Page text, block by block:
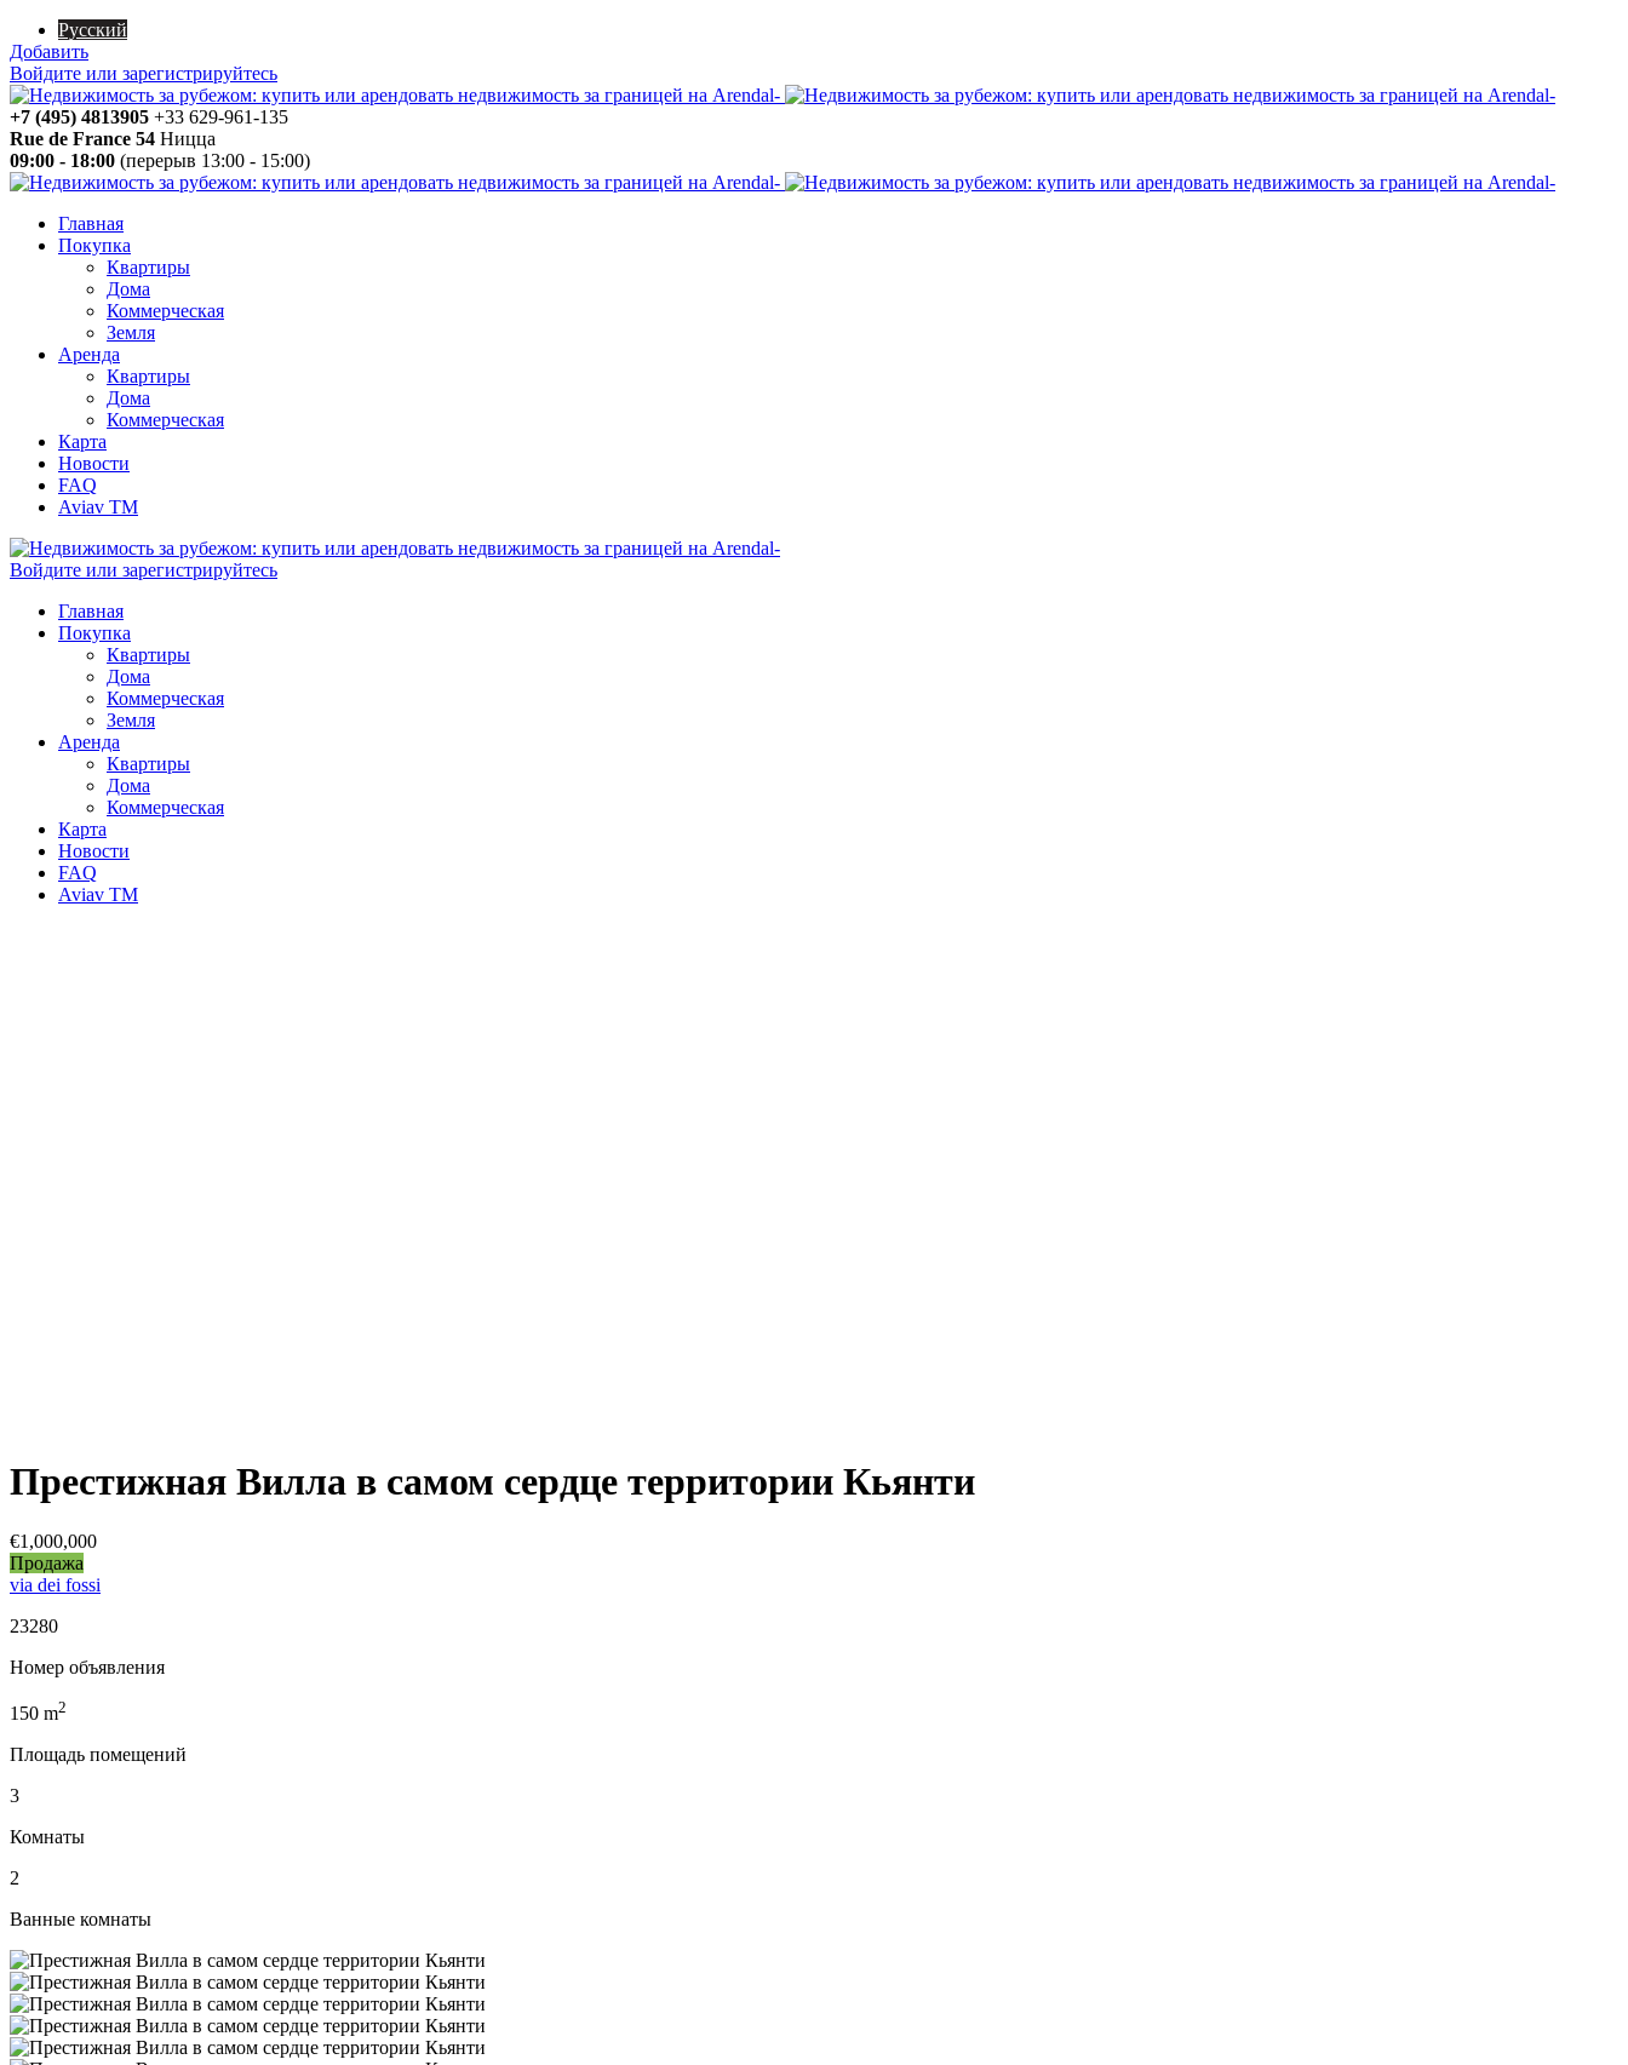
Русский
Добавить
Войдите или зарегистрируйтесь
+7 (495) 4813905 +33 629-961-135
Rue de France 54 Ницца
09:00 - 18:00 (перерыв 13:00 - 15:00)
Главная
Покупка
Квартиры
Дома
Коммерческая
Земля
Аренда
Квартиры
Дома
Коммерческая
Карта
Новости
FAQ
Aviav TM
Войдите или зарегистрируйтесь
Главная
Покупка
Квартиры
Дома
Коммерческая
Земля
Аренда
Квартиры
Дома
Коммерческая
Карта
Новости
FAQ
Aviav TM
Престижная Вилла в самом сердце территории Кьянти
€1,000,000
Продажа
via dei fossi
23280
Номер объявления
150 m2
Площадь помещений
3
Комнаты
2
Ванные комнаты